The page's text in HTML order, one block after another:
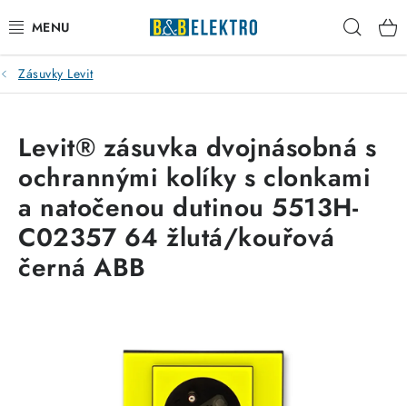
na
obsah
Reklamace / Vrácení zboží
Kontakty
VYTÁPĚNÍ
VYPÍNAČE
Zásuvky Levit
Levit® zásuvka dvojnásobná s
ochrannými kolíky s clonkami
a natočenou dutinou 5513H-
C02357 64 žlutá/kouřová
černá ABB